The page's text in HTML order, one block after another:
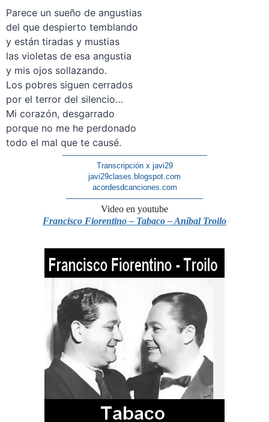
Parece un sueño de angustias
del que despierto temblando
y están tiradas y mustias
las violetas de esa angustia
y mis ojos sollazando.
Los pobres siguen cerrados
por el terror del silencio…
Mi corazón, desgarrado
porque no me he perdonado
todo el mal que te causé.
–——————————————————
Transcripción x javi29
javi29clases.blogspot.com
acordesdcanciones.com
—————————————————–
Video en youtube
Francisco Fiorentino – Tabaco – Aníbal Troilo